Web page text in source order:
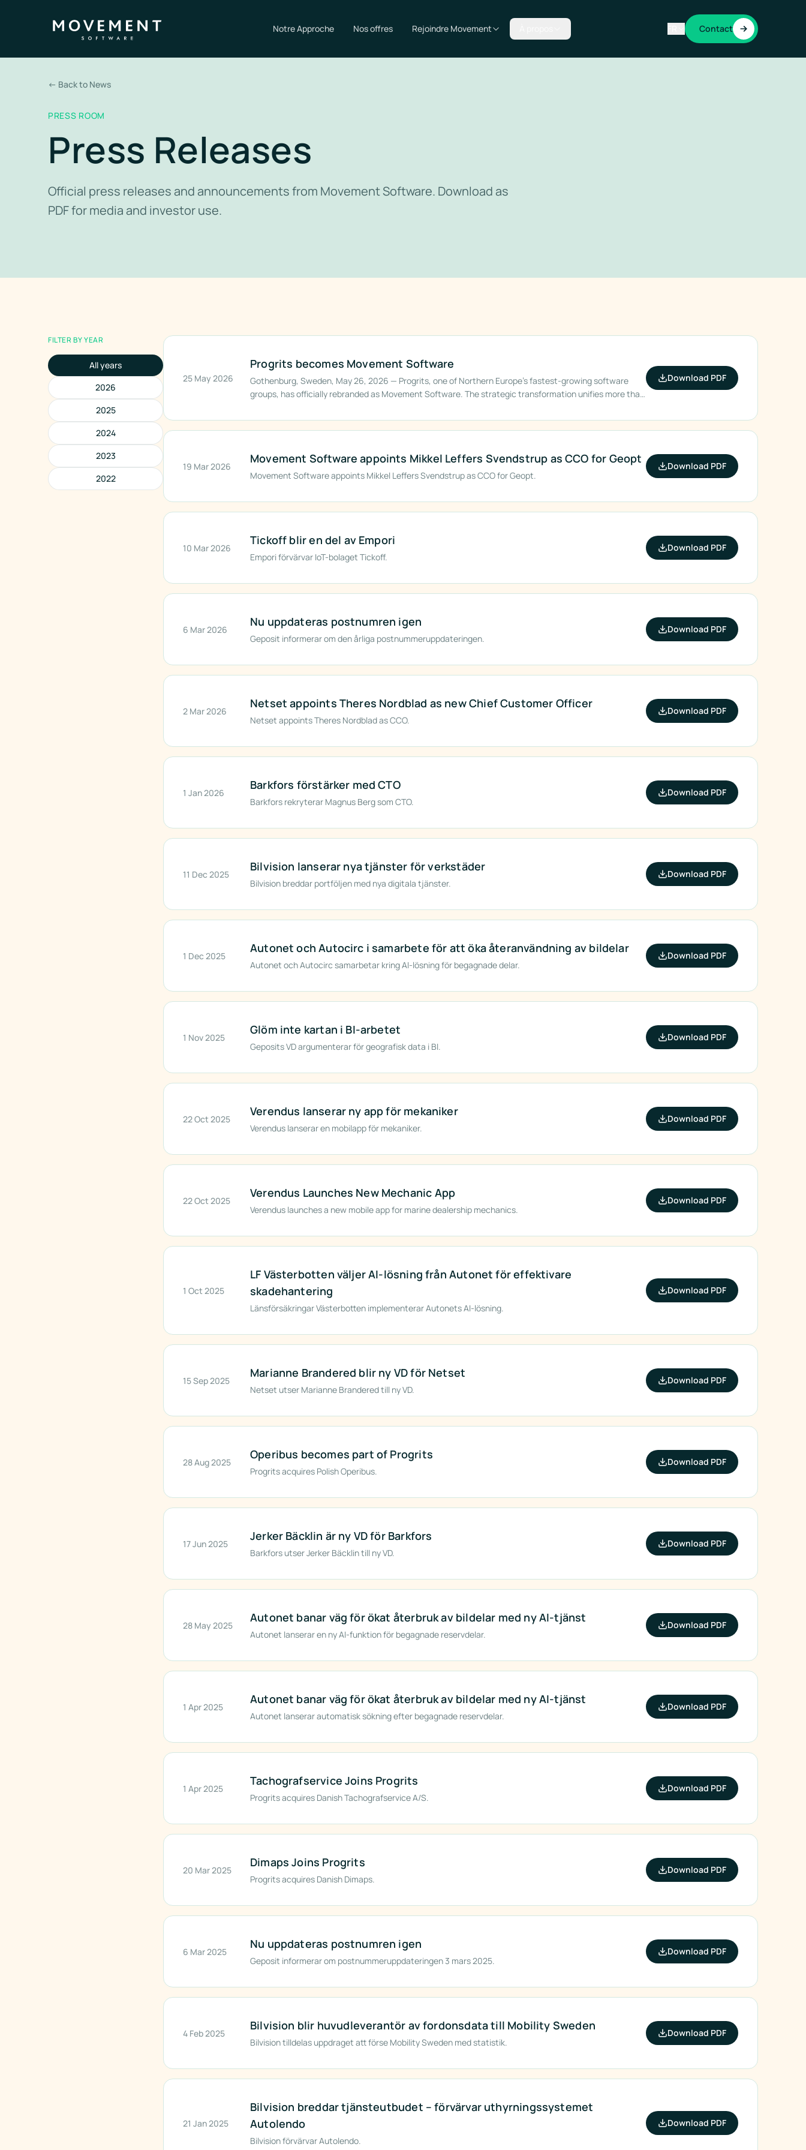
Notre Approche Nos offres Rejoindre Movement Contact
← Back to News
PRESS ROOM
Press Releases
Official press releases and announcements from Movement Software. Download as
PDF for media and investor use.
FILTER BY YEAR
All years
2026
2025
2024
2023
2022
25 May 2026
Progrits becomes Movement Software
Gothenburg, Sweden, May 26, 2026 — Progrits, one of Northern Europe’s fastest-growing software
groups, has officially rebranded as Movement Software. The strategic transformation unifies more than
powerhouse dedicated to three core verticals: Vehicle Digital Solutions, Transportation & Logistics, and
Public Mobility
Download PDF
19 Mar 2026
Movement Software appoints Mikkel Leffers Svendstrup as CCO for Geopt
Movement Software appoints Mikkel Leffers Svendstrup as CCO for Geopt.
Download PDF
10 Mar 2026
Tickoff blir en del av Empori
Empori förvärvar IoT-bolaget Tickoff.
Download PDF
6 Mar 2026
Nu uppdateras postnumren igen
Geposit informerar om den årliga postnummeruppdateringen.
Download PDF
2 Mar 2026
Netset appoints Theres Nordblad as new Chief Customer Officer
Netset appoints Theres Nordblad as CCO.
Download PDF
1 Jan 2026
Barkfors förstärker med CTO
Barkfors rekryterar Magnus Berg som CTO.
Download PDF
11 Dec 2025
Bilvision lanserar nya tjänster för verkstäder
Bilvision breddar portföljen med nya digitala tjänster.
Download PDF
1 Dec 2025
Autonet och Autocirc i samarbete för att öka återanvändning av bildelar
Autonet och Autocirc samarbetar kring AI-lösning för begagnade delar.
Download PDF
1 Nov 2025
Glöm inte kartan i BI-arbetet
Geposits VD argumenterar för geografisk data i BI.
Download PDF
22 Oct 2025
Verendus lanserar ny app för mekaniker
Verendus lanserar en mobilapp för mekaniker.
Download PDF
22 Oct 2025
Verendus Launches New Mechanic App
Verendus launches a new mobile app for marine dealership mechanics.
Download PDF
1 Oct 2025
LF Västerbotten väljer AI-lösning från Autonet för effektivare
skadehantering
Länsförsäkringar Västerbotten implementerar Autonets AI-lösning.
Download PDF
15 Sep 2025
Marianne Brandered blir ny VD för Netset
Netset utser Marianne Brandered till ny VD.
Download PDF
28 Aug 2025
Operibus becomes part of Progrits
Progrits acquires Polish Operibus.
Download PDF
17 Jun 2025
Jerker Bäcklin är ny VD för Barkfors
Barkfors utser Jerker Bäcklin till ny VD.
Download PDF
28 May 2025
Autonet banar väg för ökat återbruk av bildelar med ny AI-tjänst
Autonet lanserar en ny AI-funktion för begagnade reservdelar.
Download PDF
1 Apr 2025
Autonet banar väg för ökat återbruk av bildelar med ny AI-tjänst
Autonet lanserar automatisk sökning efter begagnade reservdelar.
Download PDF
1 Apr 2025
Tachografservice Joins Progrits
Progrits acquires Danish Tachografservice A/S.
Download PDF
20 Mar 2025
Dimaps Joins Progrits
Progrits acquires Danish Dimaps.
Download PDF
6 Mar 2025
Nu uppdateras postnumren igen
Geposit informerar om postnummeruppdateringen 3 mars 2025.
Download PDF
4 Feb 2025
Bilvision blir huvudleverantör av fordonsdata till Mobility Sweden
Bilvision tilldelas uppdraget att förse Mobility Sweden med statistik.
Download PDF
21 Jan 2025
Bilvision breddar tjänsteutbudet – förvärvar uthyrningssystemet
Autolendo
Bilvision förvärvar Autolendo.
Download PDF